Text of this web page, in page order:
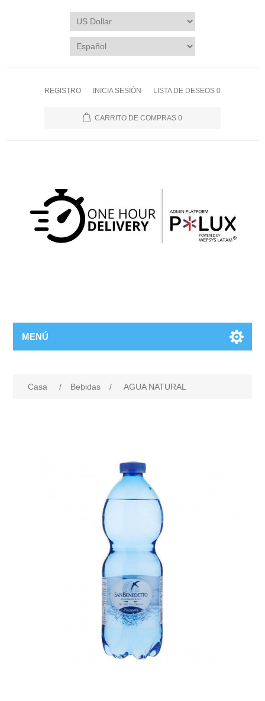
REGISTRO INICIA SESIÓN LISTA DE DESEOS 0
CARRITO DE COMPRAS 0
MENÚ
Casa / Bebidas / AGUA NATURAL